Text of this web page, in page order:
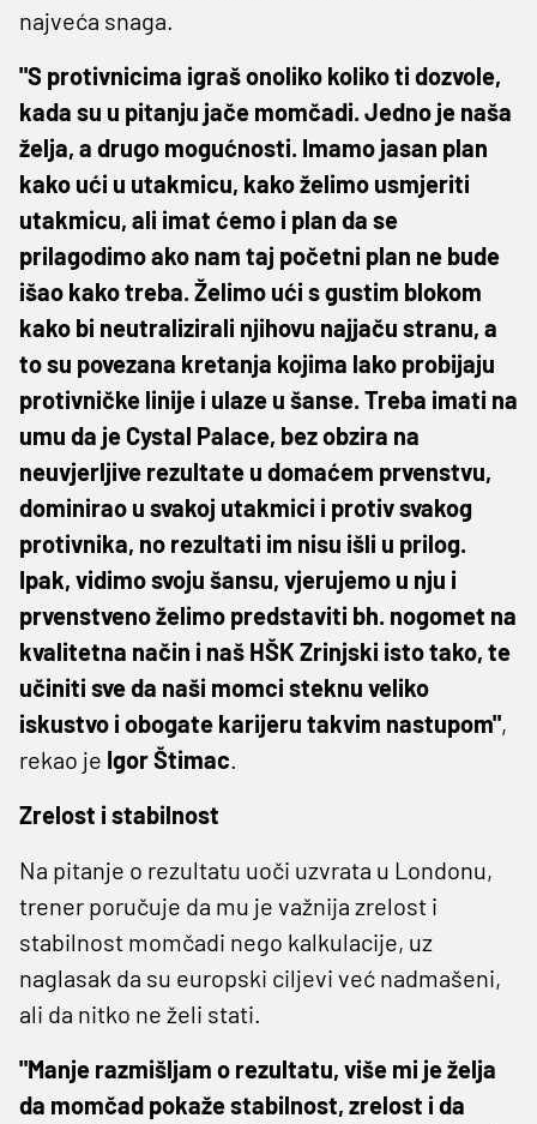
najveća snaga.
"S protivnicima igraš onoliko koliko ti dozvole,
kada su u pitanju jače momčadi. Jedno je naša
želja, a drugo mogućnosti. Imamo jasan plan
kako ući u utakmicu, kako želimo usmjeriti
utakmicu, ali imat ćemo i plan da se
prilagodimo ako nam taj početni plan ne bude
išao kako treba. Želimo ući s gustim blokom
kako bi neutralizirali njihovu najjaču stranu, a
to su povezana kretanja kojima lako probijaju
protivničke linije i ulaze u šanse. Treba imati na
umu da je Cystal Palace, bez obzira na
neuvjerljive rezultate u domaćem prvenstvu,
dominirao u svakoj utakmici i protiv svakog
protivnika, no rezultati im nisu išli u prilog.
Ipak, vidimo svoju šansu, vjerujemo u nju i
prvenstveno želimo predstaviti bh. nogomet na
kvalitetna način i naš HŠK Zrinjski isto tako, te
učiniti sve da naši momci steknu veliko
iskustvo i obogate karijeru takvim nastupom",
rekao je Igor Štimac.
Zrelost i stabilnost
Na pitanje o rezultatu uoči uzvrata u Londonu,
trener poručuje da mu je važnija zrelost i
stabilnost momčadi nego kalkulacije, uz
naglasak da su europski ciljevi već nadmašeni,
ali da nitko ne želi stati.
"Manje razmišljam o rezultatu, više mi je želja
da momčad pokaže stabilnost, zrelost i da